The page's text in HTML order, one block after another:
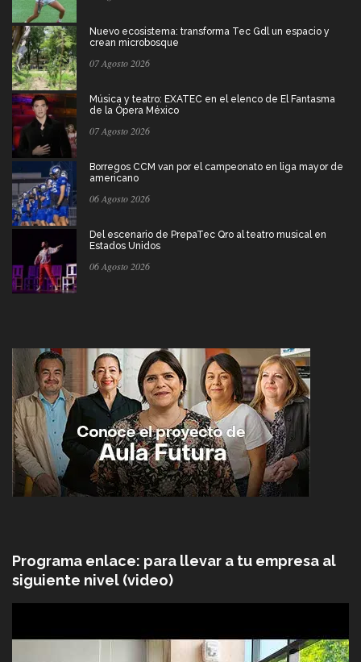
Nuevo ecosistema: transforma Tec Gdl un espacio y
crean microbosque
07 Agosto 2026
Música y teatro: EXATEC en el elenco de El Fantasma
de la Ópera México
07 Agosto 2026
Borregos CCM van por el campeonato en liga mayor de
americano
06 Agosto 2026
Del escenario de PrepaTec Qro al teatro musical en
Estados Unidos
06 Agosto 2026
Programa enlace: para llevar a tu empresa al
siguiente nivel (video)